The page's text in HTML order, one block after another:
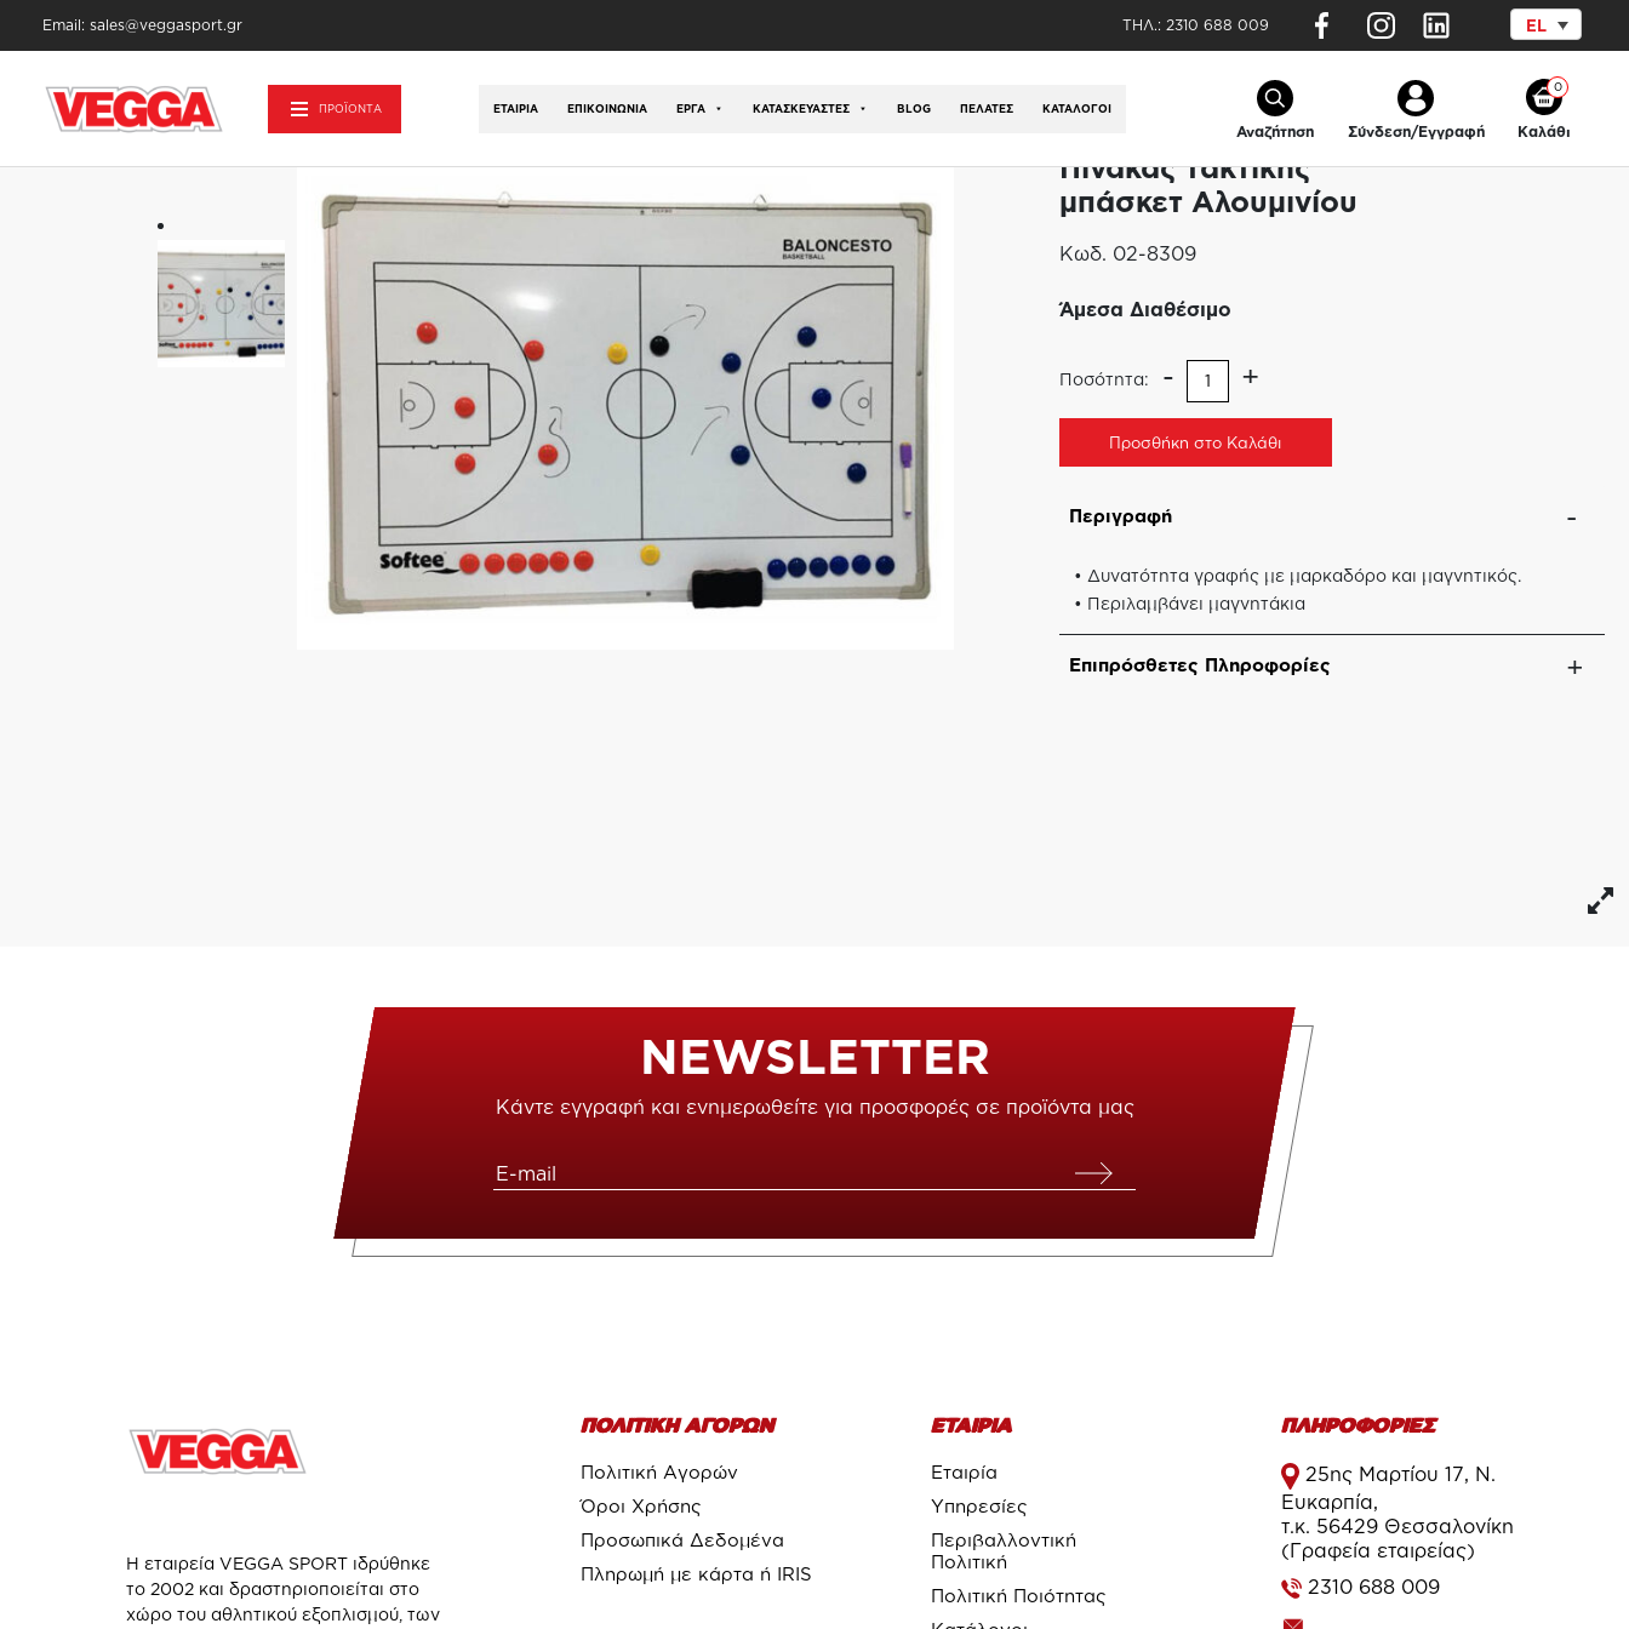
Email: sales@veggasport.gr ΤΗΛ.: 2310 688 009 EL
ΠΡΟΪΟΝΤΑ ΕΤΑΙΡΊΑ ΕΠΙΚΟΙΝΩΝΊΑ ΕΡΓΑ ΚΑΤΑΣΚΕΥΑΣΤΕΣ BLOG ΠΕΛΑΤΕΣ ΚΑΤΆΛΟΓΟΙ
Αναζήτηση Σύνδεση/Εγγραφή
0
Καλάθι
Πίνακας τακτικής μπάσκετ Αλουμινίου
Πίνακας τακτικής
μπάσκετ Αλουμινίου
Κωδ. 02-8309
Άμεσα Διαθέσιμο
- +
Ποσότητα:
Προσθήκη στο Καλάθι
Περιγραφή
• Δυνατότητα γραφής με μαρκαδόρο και μαγνητικός.
• Περιλαμβάνει μαγνητάκια
Επιπρόσθετες Πληροφορίες
NEWSLETTER
Κάντε εγγραφή και ενημερωθείτε για προσφορές σε προϊόντα μας
Η εταιρεία VEGGA SPORT ιδρύθηκε
το 2002 και δραστηριοποιείται στο
χώρο του αθλητικού εξοπλισμού, των
ΠΟΛΙΤΙΚΗ ΑΓΟΡΩΝ
Πολιτική Αγορών
Όροι Χρήσης
Προσωπικά Δεδομένα
Πληρωμή με κάρτα ή IRIS
ΕΤΑΙΡΙΑ
Εταιρία
Υπηρεσίες
Περιβαλλοντική
Πολιτική
Πολιτική Ποιότητας
ΠΛΗΡΟΦΟΡΙΕΣ
25ης Μαρτίου 17, Ν.
Ευκαρπία,
τ.κ. 56429 Θεσσαλονίκη
(Γραφεία εταιρείας)
2310 688 009